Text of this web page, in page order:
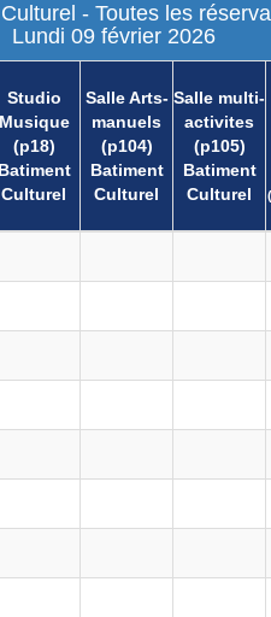
Studio
Musique
(p18)
Batiment
Culturel
Salle Arts-
manuels
(p104)
Batiment
Culturel
Salle multi-
activites
(p105)
Batiment
Culturel
- Toutes les
Lundi 09 février 2026